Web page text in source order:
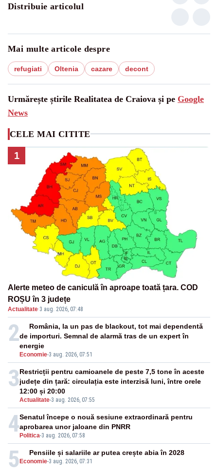
Distribuie articolul
Mai multe articole despre
refugiati Oltenia cazare decont
Urmărește știrile Realitatea de Craiova și pe Google
News
CELE MAI CITITE
1
Alerte meteo de caniculă în aproape toată țara. COD
ROȘU în 3 județe
Actualitate·3 aug. 2026, 07:48
2
Economie-3 aug. 2026, 07:51
România, la un pas de blackout, tot mai dependentă
de importuri. Semnal de alarmă tras de un expert în
energie
3
Actualitate-3 aug. 2026, 07:55
Restricții pentru camioanele de peste 7,5 tone în aceste
județe din țară: circulația este interzisă luni, între orele
12:00 și 20:00
4 Politica-3 aug. 2026, 07:58
Senatul începe o nouă sesiune extraordinară pentru
aprobarea unor jaloane din PNRR
5 Economie-3 aug. 2026, 07:31
Pensiile și salariile ar putea crește abia în 2028